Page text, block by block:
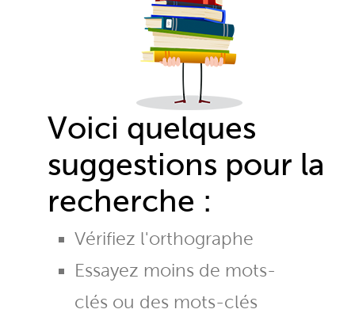
Voici quelques
suggestions pour la
recherche :
Vérifiez l'orthographe
Essayez moins de mots-
clés ou des mots-clés